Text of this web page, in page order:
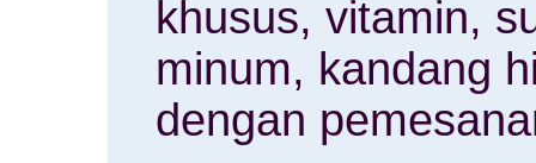
khusus, vitamin,
minum, kandang
dengan